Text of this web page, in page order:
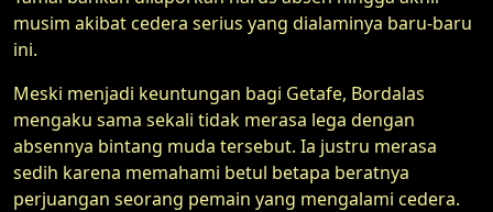
musim akibat cedera serius yang dialaminya baru-baru
ini.
Meski menjadi keuntungan bagi Getafe, Bordalas
mengaku sama sekali tidak merasa lega dengan
absennya bintang muda tersebut. Ia justru merasa
sedih karena memahami betul betapa beratnya
perjuangan seorang pemain yang mengalami cedera.